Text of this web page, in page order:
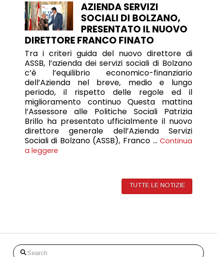
AZIENDA SERVIZI
SOCIALI DI BOLZANO,
PRESENTATO IL NUOVO
DIRETTORE FRANCO FINATO
Tra i criteri guida del nuovo direttore di
ASSB, l’azienda dei servizi sociali di Bolzano
c’è l’equilibrio economico-finanziario
dell’Azienda nel breve, medio e lungo
periodo, il rispetto delle regole ed il
miglioramento continuo Questa mattina
l’Assessore alle Politiche Sociali Patrizia
Brillo ha presentato ufficialmente il nuovo
direttore generale dell’Azienda Servizi
Sociali di Bolzano (ASSB), Franco …Continua
a leggere
TUTTE LE NOTIZIE
Search